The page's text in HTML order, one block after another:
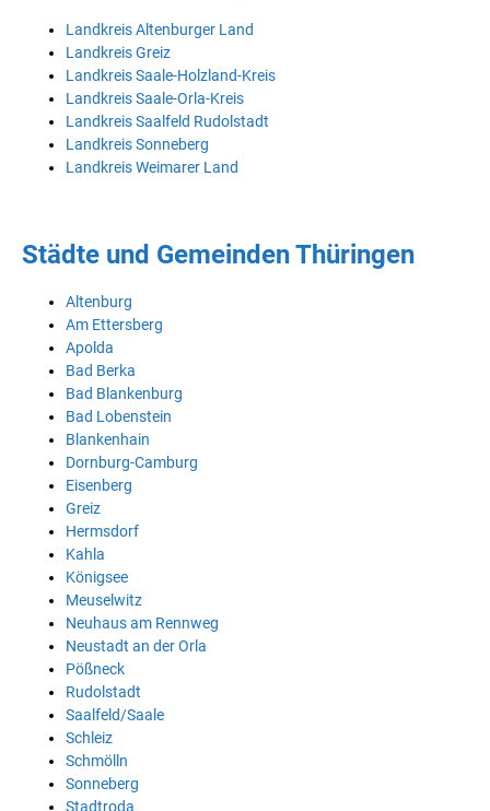
Landkreis Altenburger Land
Landkreis Greiz
Landkreis Saale-Holzland-Kreis
Landkreis Saale-Orla-Kreis
Landkreis Saalfeld Rudolstadt
Landkreis Sonneberg
Landkreis Weimarer Land
Städte und Gemeinden Thüringen
Altenburg
Am Ettersberg
Apolda
Bad Berka
Bad Blankenburg
Bad Lobenstein
Blankenhain
Dornburg-Camburg
Eisenberg
Greiz
Hermsdorf
Kahla
Königsee
Meuselwitz
Neuhaus am Rennweg
Neustadt an der Orla
Pößneck
Rudolstadt
Saalfeld/Saale
Schleiz
Schmölln
Sonneberg
Stadtroda